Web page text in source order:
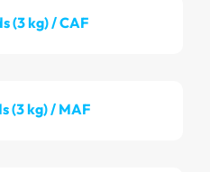
(3 kg) / CAF
(3 kg) / MAF